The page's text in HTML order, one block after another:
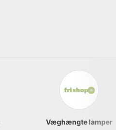
Væghængte lamper